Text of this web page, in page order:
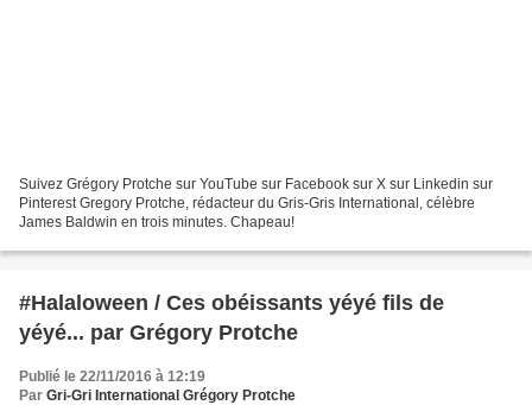
Suivez Grégory Protche sur YouTube sur Facebook sur X sur Linkedin sur
Pinterest Gregory Protche, rédacteur du Gris-Gris International, célèbre
James Baldwin en trois minutes. Chapeau!
#Halaloween / Ces obéissants yéyé fils de
yéyé... par Grégory Protche
Publié le 22/11/2016 à 12:19
Par Gri-Gri International Grégory Protche